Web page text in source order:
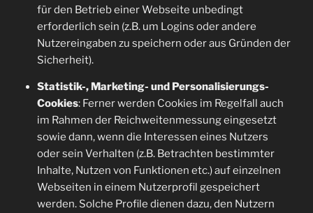
für den Betrieb einer Webseite unbedingt
erforderlich sein (z.B. um Logins oder andere
Nutzereingaben zu speichern oder aus Gründen der
Sicherheit).
Statistik-, Marketing- und Personalisierungs-
Cookies: Ferner werden Cookies im Regelfall auch
im Rahmen der Reichweitenmessung eingesetzt
sowie dann, wenn die Interessen eines Nutzers
oder sein Verhalten (z.B. Betrachten bestimmter
Inhalte, Nutzen von Funktionen etc.) auf einzelnen
Webseiten in einem Nutzerprofil gespeichert
werden. Solche Profile dienen dazu, den Nutzern